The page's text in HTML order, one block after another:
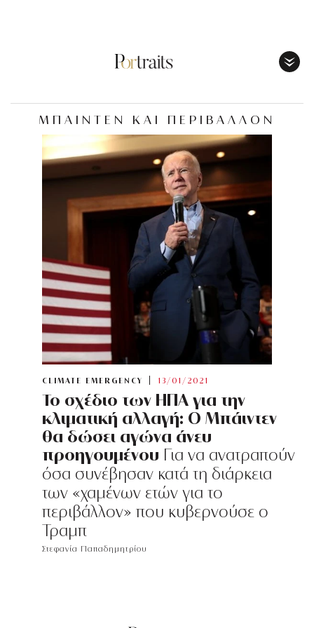
ΜΠΑΙΝΤΕΝ ΚΑΙ ΠΕΡΙΒΑΛΛΟΝ
CLIMATE EMERGENCY 13/01/2021
To σχέδιο των ΗΠΑ για την
κλιματική αλλαγή: Ο Μπάιντεν
θα δώσει αγώνα άνευ
προηγουμένου Για να ανατραπούν
όσα συνέβησαν κατά τη διάρκεια
των «χαμένων ετών για το
περιβάλλον» που κυβερνούσε ο
Τραμπ
Στεφανία Παπαδημητρίου